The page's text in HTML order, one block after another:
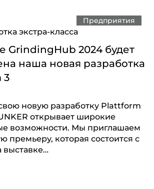
Предприятия
экстра-класса
GrindingHub 2024 будет
наша новая разработка
3
новую разработку Plattform
открывает широкие
возможности. Мы приглашаем
премьеру, которая состоится с
выставке…